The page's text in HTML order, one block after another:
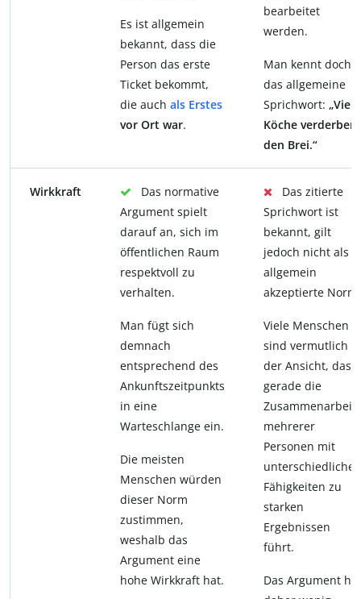
Es ist allgemein
bekannt, dass die
Person das erste
Ticket bekommt,
die auch als Erstes
vor Ort war.
bearbeitet
werden.
Man kennt doch
das allgemeine
Sprichwort: „Viele
Köche verderben
den Brei.“
Wirkkraft
Das normative
Argument spielt
darauf an, sich im
öffentlichen Raum
respektvoll zu
verhalten.
Man fügt sich
demnach
entsprechend des
Ankunftszeitpunkts
in eine
Warteschlange ein.
Die meisten
Menschen würden
dieser Norm
zustimmen,
weshalb das
Argument eine
hohe Wirkkraft hat.
Das zitierte
Sprichwort ist
bekannt, gilt
jedoch nicht als
allgemein
akzeptierte Norm.
Viele Menschen
sind vermutlich
der Ansicht, dass
gerade die
Zusammenarbeit
mehrerer
Personen mit
unterschiedlichen
Fähigkeiten zu
starken
Ergebnissen
führt.
Das Argument hat